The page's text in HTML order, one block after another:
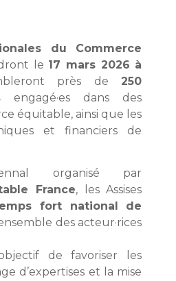
du Commerce
le 17 mars 2026 à
près de 250
engagé·es dans des
équitable, ainsi que les
et financiers de
organisé par
France, les Assises
fort national de
des acteur·rices
de favoriser les
d’expertises et la mise